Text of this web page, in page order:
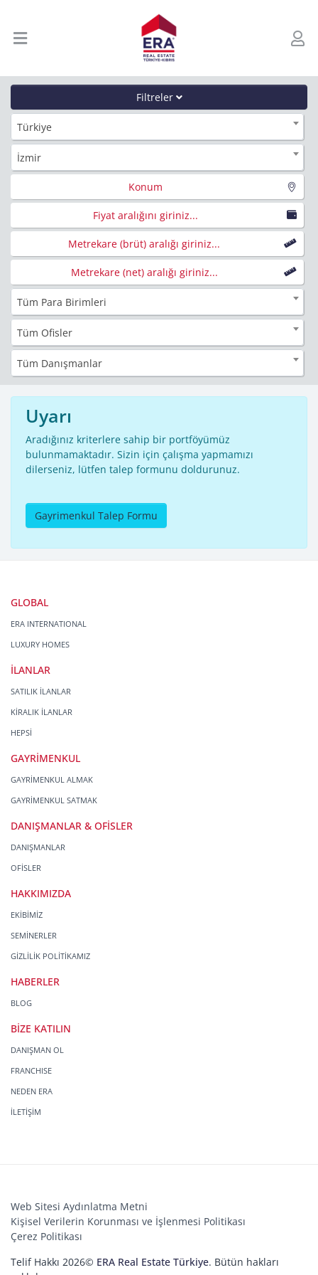
Filtreler
Türkiye
İzmir
Konum
Fiyat aralığını giriniz...
Metrekare (brüt) aralığı giriniz...
Metrekare (net) aralığı giriniz...
Tüm Para Birimleri
Tüm Ofisler
Tüm Danışmanlar
Uyarı
Aradığınız kriterlere sahip bir portföyümüz
bulunmamaktadır. Sizin için çalışma yapmamızı
dilerseniz, lütfen talep formunu doldurunuz.
Gayrimenkul Talep Formu
GLOBAL
ERA INTERNATIONAL
LUXURY HOMES
İLANLAR
SATILIK İLANLAR
KİRALIK İLANLAR
HEPSİ
GAYRİMENKUL
GAYRİMENKUL ALMAK
GAYRİMENKUL SATMAK
DANIŞMANLAR & OFİSLER
DANIŞMANLAR
OFİSLER
HAKKIMIZDA
EKİBİMİZ
SEMİNERLER
GİZLİLİK POLİTİKAMIZ
HABERLER
BLOG
BİZE KATILIN
DANIŞMAN OL
FRANCHISE
NEDEN ERA
İLETİŞİM
Web Sitesi Aydınlatma Metni
Kişisel Verilerin Korunması ve İşlenmesi Politikası
Çerez Politikası
Telif Hakkı 2026© ERA Real Estate Türkiye. Bütün hakları